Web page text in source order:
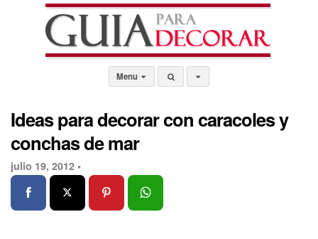
Menu
Ideas para decorar con caracoles y
conchas de mar
julio 19, 2012 •